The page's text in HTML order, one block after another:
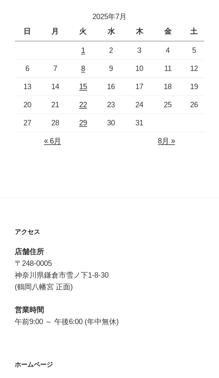
2025年7月
日
月 火 水 木 金 土
1 2 3 4 5
6 7 8 9 10 11 12
13 14 15 16 17 18 19
20 21 22 23 24 25 26
27 28 29 30 31
« 6月 8月 »
アクセス
店舗住所
〒248-0005
神奈川県鎌倉市雪ノ下1-8-30
(鶴岡八幡宮 正面)
営業時間
午前9:00 ～ 午後6:00 (年中無休)
ホームページ